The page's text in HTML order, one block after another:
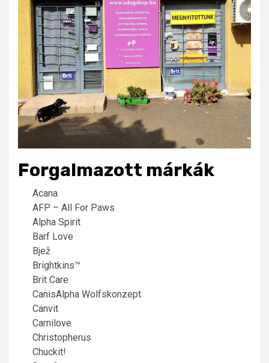
Forgalmazott márkák
Acana
AFP – All For Paws
Alpha Spirit
Barf Love
Bjež
Brightkins™
Brit Care
CanisAlpha Wolfskonzept
Canvit
Carnilove
Christopherus
Chuckit!